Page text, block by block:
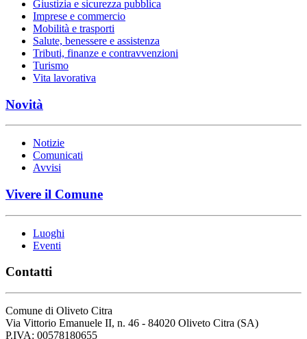
Giustizia e sicurezza pubblica
Imprese e commercio
Mobilità e trasporti
Salute, benessere e assistenza
Tributi, finanze e contravvenzioni
Turismo
Vita lavorativa
Novità
Notizie
Comunicati
Avvisi
Vivere il Comune
Luoghi
Eventi
Contatti
Comune di Oliveto Citra
Via Vittorio Emanuele II, n. 46 - 84020 Oliveto Citra (SA)
P.IVA: 00578180655